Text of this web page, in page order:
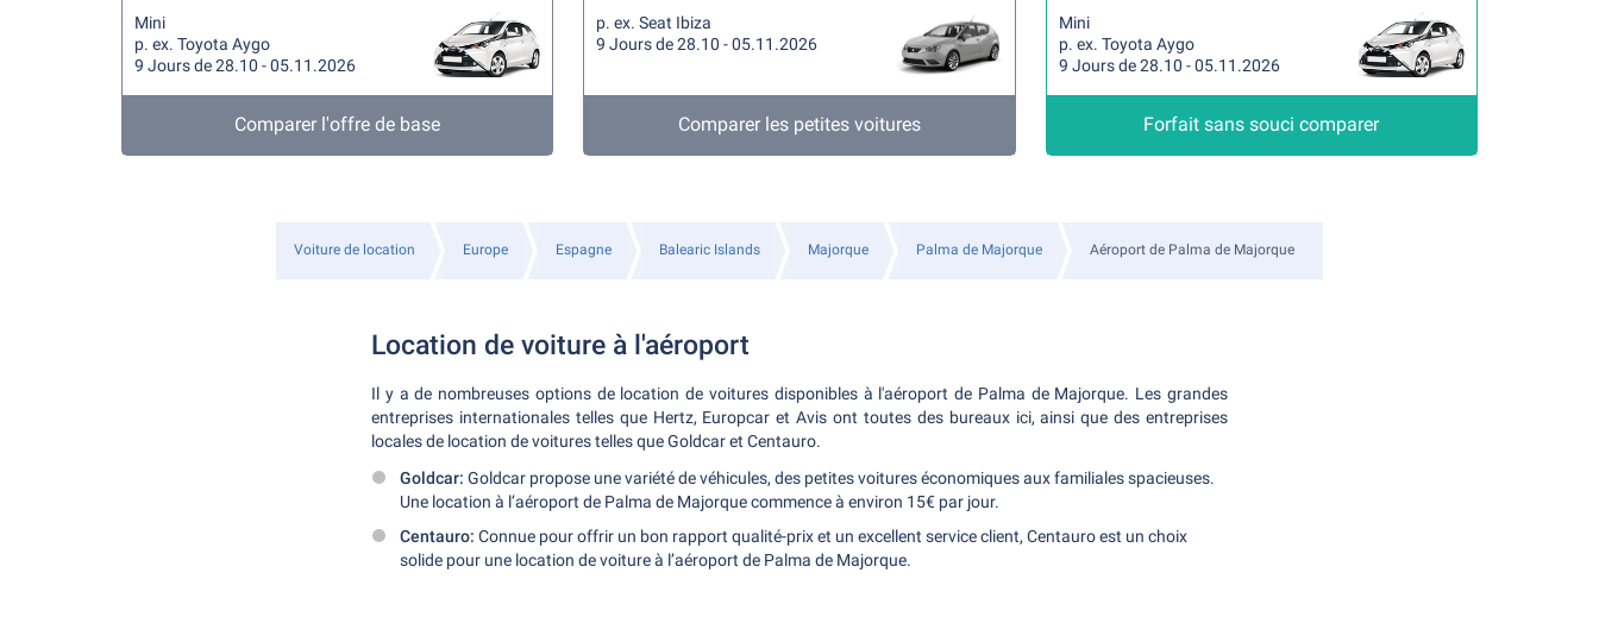
Mini
p. ex. Toyota Aygo
9 Jours de 28.10 - 05.11.2026
Comparer l'offre de base
p. ex. Seat Ibiza
9 Jours de 28.10 - 05.11.2026
Comparer les petites voitures
Mini
p. ex. Toyota Aygo
9 Jours de 28.10 - 05.11.2026
Forfait sans souci comparer
Voiture de location Europe Espagne Balearic Islands Majorque Palma de Majorque Aéroport de Palma de Majorque
Location de voiture à l'aéroport
Il y a de nombreuses options de location de voitures disponibles à l'aéroport de Palma de Majorque. Les grandes
entreprises internationales telles que Hertz, Europcar et Avis ont toutes des bureaux ici, ainsi que des entreprises
locales de location de voitures telles que Goldcar et Centauro.
Goldcar: Goldcar propose une variété de véhicules, des petites voitures économiques aux familiales spacieuses.
Une location à l’aéroport de Palma de Majorque commence à environ 15€ par jour.
Centauro: Connue pour offrir un bon rapport qualité-prix et un excellent service client, Centauro est un choix
solide pour une location de voiture à l’aéroport de Palma de Majorque.